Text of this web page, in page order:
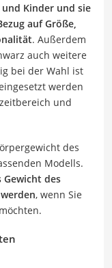
Kinder und sie
auf Größe,
. Außerdem
auch weitere
bei der Wahl ist
werden
und
des
Modells.
des
, wenn Sie